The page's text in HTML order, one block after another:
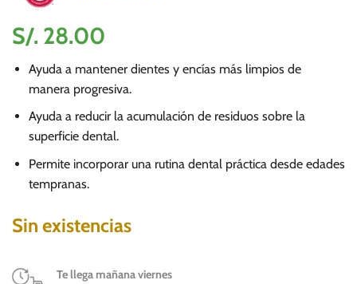
S/. 28.00
Ayuda a mantener dientes y encías más limpios de
manera progresiva.
Ayuda a reducir la acumulación de residuos sobre la
superficie dental.
Permite incorporar una rutina dental práctica desde edades
tempranas.
Sin existencias
Te llega mañana viernes